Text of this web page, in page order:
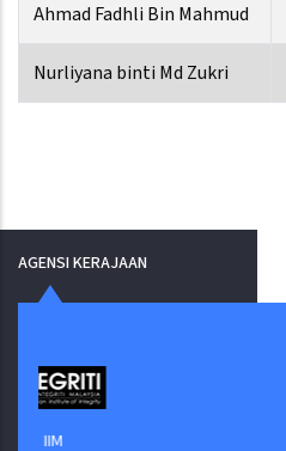
Ahmad Fadhli Bin Mahmud
Nurliyana binti Md Zukri
AGENSI KERAJAAN